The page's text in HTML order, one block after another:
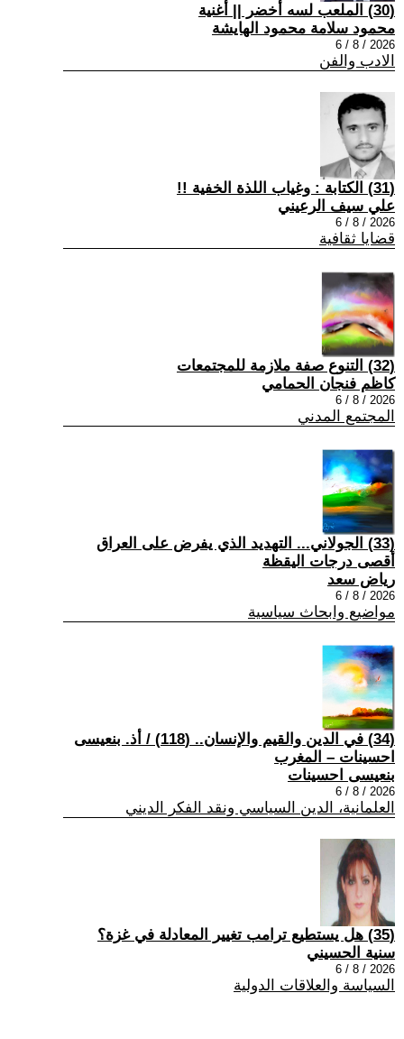
(30) الملعب لسه أخضر || أغنية
محمود سلامة محمود الهايشة
2026 / 8 / 6
الادب والفن
(31) الكتابة : وغياب اللذة الخفية !!
علي سيف الرعيني
2026 / 8 / 6
قضايا ثقافية
(32) التنوع صفة ملازمة للمجتمعات
كاظم فنجان الحمامي
2026 / 8 / 6
المجتمع المدني
(33) الجولاني... التهديد الذي يفرض على العراق
أقصى درجات اليقظة
رياض سعد
2026 / 8 / 6
مواضيع وابحاث سياسية
(34) في الدين والقيم والإنسان.. (118) / أذ. بنعيسى
احسينات – المغرب
بنعيسى احسينات
2026 / 8 / 6
العلمانية، الدين السياسي ونقد الفكر الديني
(35) هل يستطيع ترامب تغيير المعادلة في غزة؟
سنية الحسيني
2026 / 8 / 6
السياسة والعلاقات الدولية